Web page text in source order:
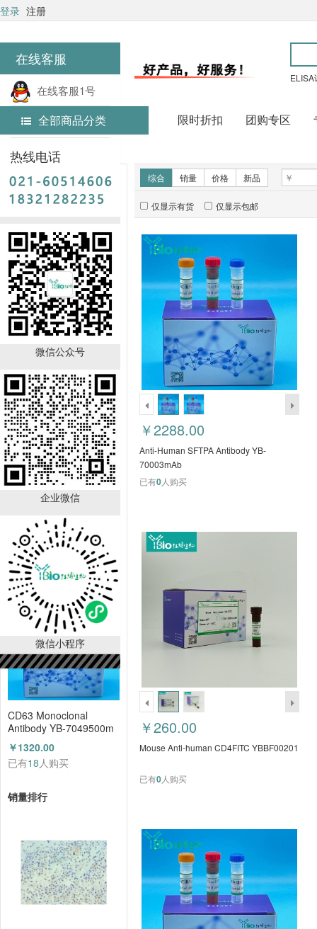
在线客服
在线客服1号
在线客服2号
热线电话
微信公众号
企业微信
微信小程序
登录 注册
ELISA
全部商品分类 限时折扣 团购专区
首页
抗原与抗体
新品推荐
CD48 Monoclonal
Antibody YB-7049411m
￥1320.00
已有
18 人购买
TNFRSF17 Monoclonal
Antibody YB-7239740m
￥1320.00
已有18人购买
CD63 Monoclonal
Antibody YB-7049500m
￥1320.00
已有18人购买
销量排行
综合 销量 价格 新品
仅显示有货 仅显示包邮
￥2288.00
Anti-Human SFTPA Antibody YB-
70003mAb
已有0人购买
￥260.00
Mouse Anti-human CD4FITC YBBF00201
已有0人购买